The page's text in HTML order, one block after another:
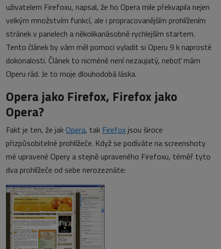
uživatelem Firefoxu, napsal, že ho Opera mile překvapila nejen
velkým množstvím funkcí, ale i propracovanějším prohlížením
stránek v panelech a několikanásobně rychlejším startem.
Tento článek by vám měl pomoci vyladit si Operu 9 k naprosté
dokonalosti. Článek to nicméně není nezaujatý, neboť mám
Operu rád. Je to moje dlouhodobá láska.
Opera jako Firefox, Firefox jako
Opera?
Fakt je ten, že jakOpera, tak Firefoxjsou široce
přizpůsobitelné prohlížeče. Když se podíváte na screenshoty
mé upravené Opery a stejně upraveného Firefoxu, téměř tyto
dva prohlížeče od sebe nerozeznáte: